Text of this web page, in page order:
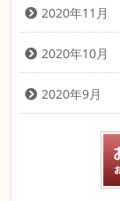
2020年11月
2020年10月
2020年9月